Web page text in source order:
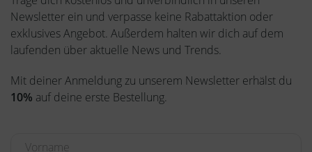
Newsletter ein und verpasse keine Rabattaktion oder
exklusives Angebot. Außerdem halten wir dich auf dem
laufenden über aktuelle News und Trends.
Mit deiner Anmeldung zu unserem Newsletter erhälst du
10% auf deine erste Bestellung.